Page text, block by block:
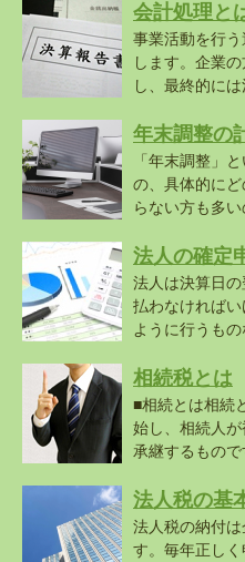
会計処理と
事業活動を行
します。企業
し、最終的に
年末調整の
「年末調整」
の、具体的に
らない方も多
法人の確定
法人は決算日
払わなければ
ように行うも
相続税とは
■相続とは相続
始し、相続人
承継するもの
法人税の基
法人税の納付
す。毎年正し